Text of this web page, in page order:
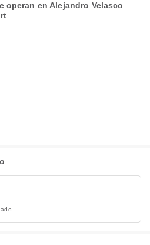
operan en Alejandro Velasco